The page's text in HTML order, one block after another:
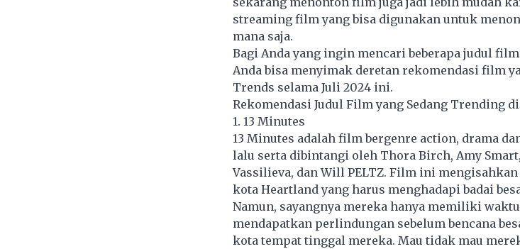
streaming film yang bisa digunakan untuk
mana saja.
Bagi Anda yang ingin mencari beberapa judul
Anda bisa menyimak deretan rekomendasi film
Trends selama Juli 2024 ini.
Rekomendasi Judul Film yang Sedang Trending
1. 13 Minutes
13 Minutes adalah film bergenre action, drama
lalu serta dibintangi oleh Thora Birch, Amy Smart,
Vassilieva, dan Will PELTZ. Film ini
kota Heartland yang harus menghadapi badai
Namun, sayangnya mereka hanya memiliki
mendapatkan perlindungan sebelum bencana
kota tempat tinggal mereka. Mau tidak mau